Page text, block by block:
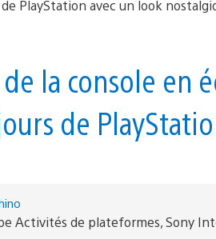
la console en
de
Activités de plateformes, Sony